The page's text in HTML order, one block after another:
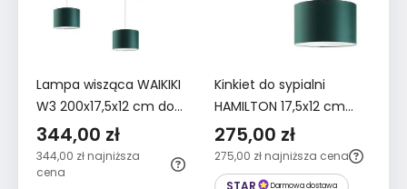
Lampa wisząca WAIKIKI
W3 200x17,5x12 cm do
salonu z regulacją
zieleń butelkowa
344,00 zł
344,00 zł najniższa
cena
Kinkiet do sypialni
HAMILTON 17,5x12 cm
ruchomy z abażurem
zielony
275,00 zł
275,00 zł najniższa cena
STAR
Darmowa dostawa